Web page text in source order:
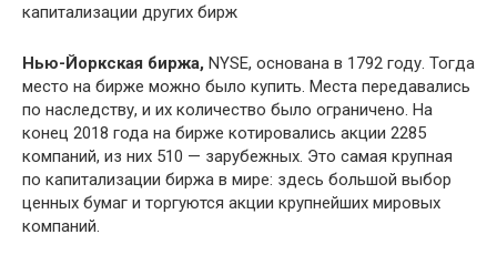
капитализации других бирж
Нью-Йоркская биржа, NYSE, основана в 1792 году. Тогда
место на бирже можно было купить. Места передавались
по наследству, и их количество было ограничено. На
конец 2018 года на бирже котировались акции 2285
компаний, из них 510 — зарубежных. Это самая крупная
по капитализации биржа в мире: здесь большой выбор
ценных бумаг и торгуются акции крупнейших мировых
компаний.